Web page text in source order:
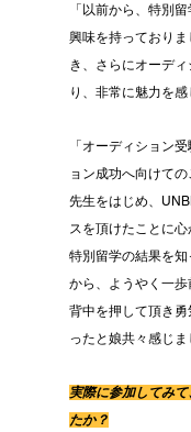
「以前から、特別
興味を持っており
き、さらにオーデ
り、非常に魅力を感
「オーディション
ョン成功へ向けて
先生をはじめ、
スを頂けたことに心
特別留学の結果を
から、ようやく一歩
背中を押して頂き
ったと娘共々感じま
実際に参加してみ
たか？